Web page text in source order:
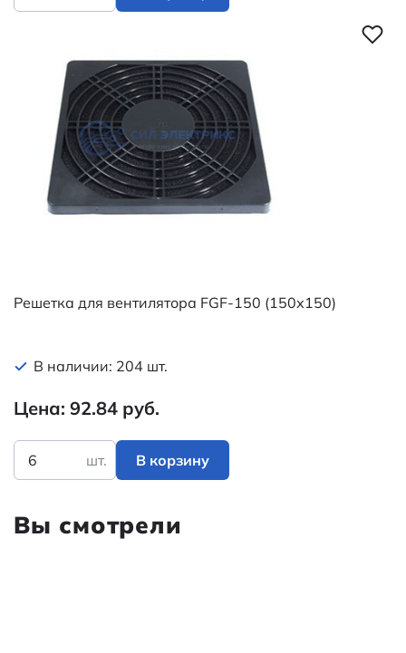
Решетка для вентилятора FGF-150 (150х150)
В наличии: 204 шт.
Цена: 92.84 руб.
шт. В корзину
Вы смотрели